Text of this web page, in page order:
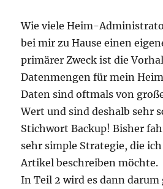
Wie viele Heim-
bei mir zu Hause einen
primärer Zweck ist die
Datenmengen für mein
Daten sind oftmals von
Wert und sind deshalb sehr
Stichwort Backup! Bisher
sehr simple Strategie, die
Artikel beschreiben möchte.
In Teil 2 wird es dann darum